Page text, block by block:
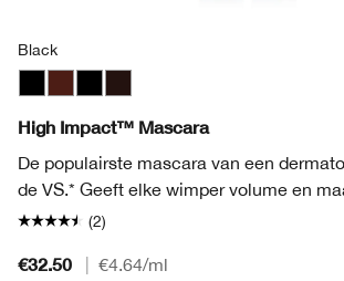
Black
High Impact™ Mascara
De populairste mascara van een
de VS.* Geeft elke wimper volume en
(2)
€32.50 €4.64/ml